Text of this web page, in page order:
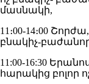
մասնակի,
11։00-14։00
բնակիչ-
11:00-16:30
հարակից բոլոր